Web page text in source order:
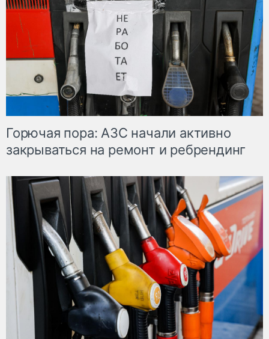
Горючая пора: АЗС начали активно
закрываться на ремонт и ребрендинг